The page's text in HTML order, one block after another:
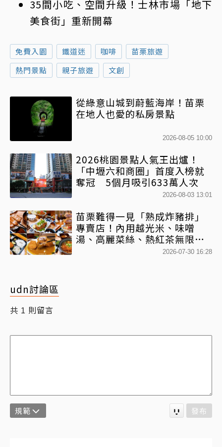
35間小吃、空間升級！士林市場「地下
美食街」重新開幕
免費入園 鐵道迷 咖啡
苗栗旅遊
熱門景點
親子旅遊 文創
從綠意山城到蔚藍海岸！苗栗
在地人也愛的私房景點
2026-08-05 10:00
2026桃園景點人氣王出爐！
「中壢六和商圈」首度入榜就
奪冠 5個月吸引633萬人次
2026-08-03 13:01
苗栗難得一見「熟成炸豬排」
專賣店！內用越光米、味噌
湯、高麗菜絲、熱紅茶無限享
2026-07-30 16:28
udn討論區
共 1 則留言
規範 發布